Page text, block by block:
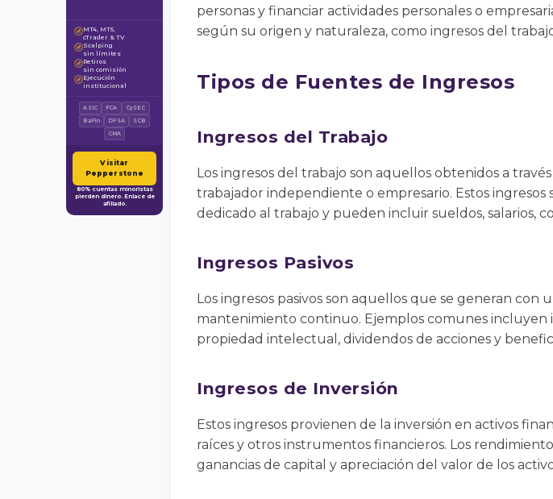
✓ MT4, MT5,
cTrader & TV
✓ Scalping
sin límites
✓ Retiros
sin comisión
✓ Ejecución
institucional
ASIC FCA
CySEC
BaFin
DFSA
SCB
CMA
Visitar
Pepperstone
80% cuentas minoristas
pierden dinero. Enlace de
afiliado.
personas y financiar actividades personales o
según su origen y naturaleza, como ingresos del
Tipos de Fuentes de Ingresos
Ingresos del Trabajo
Los ingresos del trabajo son aquellos obtenidos a
trabajador independiente o empresario. Estos
dedicado al trabajo y pueden incluir sueldos, salarios,
Ingresos Pasivos
Los ingresos pasivos son aquellos que se generan
mantenimiento continuo. Ejemplos comunes incluyen
propiedad intelectual, dividendos de acciones y
Ingresos de Inversión
Estos ingresos provienen de la inversión en activos
raíces y otros instrumentos financieros. Los
ganancias de capital y apreciación del valor de los